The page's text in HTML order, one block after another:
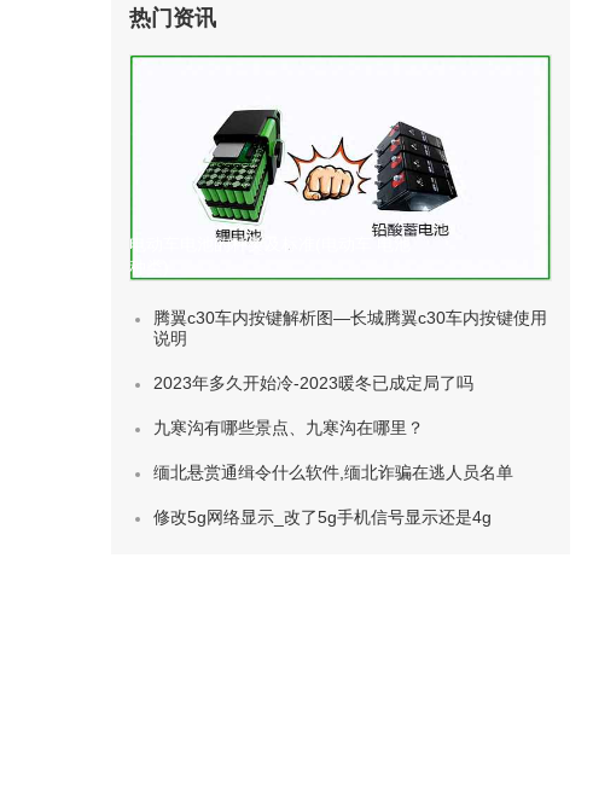
热门资讯
电动车电池的种类及标准(电动车 电池
种类)
腾翼c30车内按键解析图—长城腾翼c30车内按键使用
说明
2023年多久开始冷-2023暖冬已成定局了吗
九寒沟有哪些景点、九寒沟在哪里？
缅北悬赏通缉令什么软件,缅北诈骗在逃人员名单
修改5g网络显示_改了5g手机信号显示还是4g